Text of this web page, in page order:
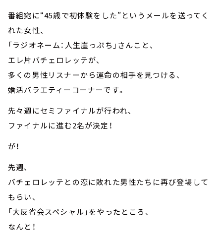
番組宛に“45歳で初体験をした”というメールを送ってく
れた女性、
「ラジオネーム：人生崖っぷち」さんこと、
エレ片バチェロレッテが、
多くの男性リスナーから運命の相手を見つける、
婚活バラエティーコーナーです。
先々週にセミファイナルが行われ、
ファイナルに進む2名が決定！
が！
先週、
バチェロレッテとの恋に敗れた男性たちに再び登場して
もらい、
「大反省会スペシャル」をやったところ、
なんと！